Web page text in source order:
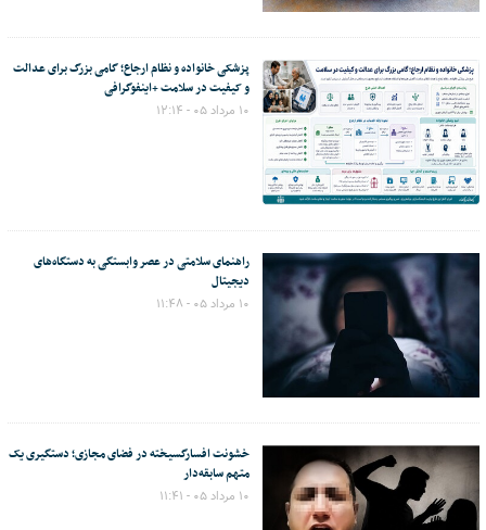
پزشکی خانواده و نظام ارجاع؛ گامی بزرگ برای عدالت
و کیفیت در سلامت +اینفوگرافی
۱۰ مرداد ۰۵ - ۱۲:۱۴
راهنمای سلامتی در عصر وابستگی به دستگاه‌های
دیجیتال
۱۰ مرداد ۰۵ - ۱۱:۴۸
خشونت افسارگسیخته در فضای مجازی؛ دستگیری یک
متهم سابقه‌دار
۱۰ مرداد ۰۵ - ۱۱:۴۱